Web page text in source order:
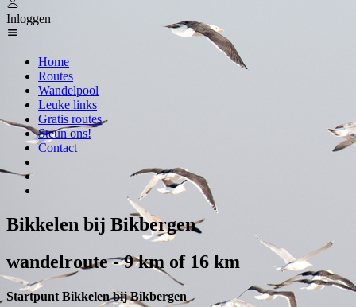
Inloggen
Home
Routes
Wandelpool
Leuke links
Gratis routes
Steun ons!
Contact
Bikkelen bij Bikbergen
wandelroute - 9 km of 16 km
Startpunt Bikkelen bij Bikbergen